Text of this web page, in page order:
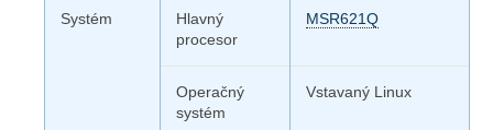
Systém
Hlavný
procesor
MSR621Q
Operačný
systém
Vstavaný Linux